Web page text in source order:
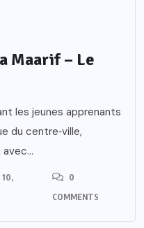
Maarif – Le
les jeunes apprenants
du centre‑ville,
10,
0
COMMENTS